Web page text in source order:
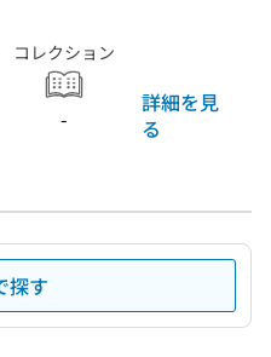
コレクション
-
詳細を見
る
探す